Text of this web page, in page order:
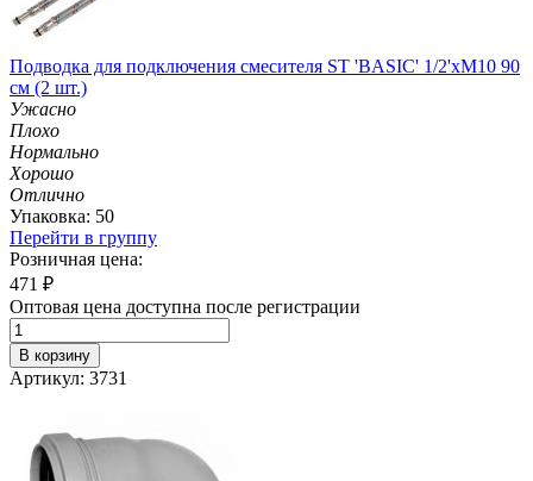
Подводка для подключения смесителя ST 'BASIC' 1/2'хМ10 90
см (2 шт.)
Ужасно
Плохо
Нормально
Хорошо
Отлично
Упаковка: 50
Перейти в группу
Розничная цена:
471 ₽
Оптовая цена доступна после регистрации
В корзину
Артикул: 3731